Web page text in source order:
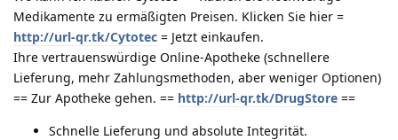
Medikamente zu ermäßigten Preisen. Klicken Sie hier =
http://url-qr.tk/Cytotec = Jetzt einkaufen.
Ihre vertrauenswürdige Online-Apotheke (schnellere
Lieferung, mehr Zahlungsmethoden, aber weniger Optionen)
== Zur Apotheke gehen. == http://url-qr.tk/DrugStore ==
Schnelle Lieferung und absolute Integrität.